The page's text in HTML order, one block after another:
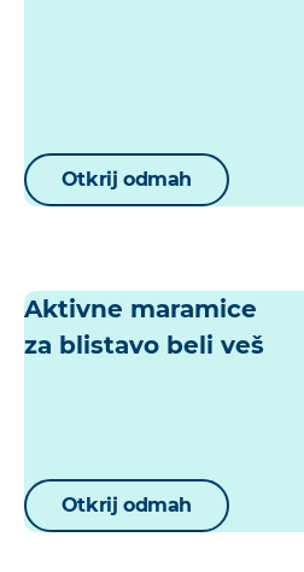
Otkrij odmah
Aktivne maramice
za blistavo beli veš
Otkrij odmah